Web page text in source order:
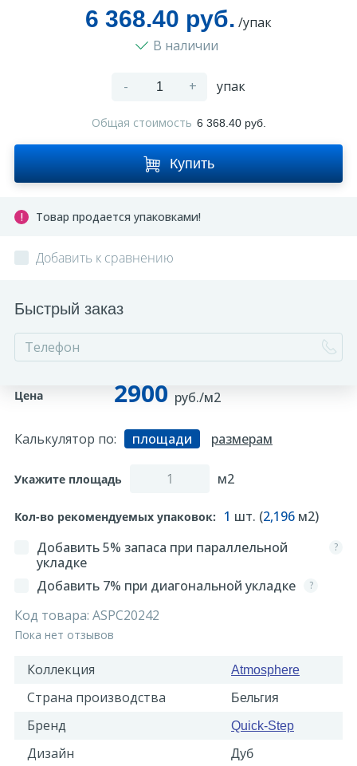
6 368.40 руб. /упак
В наличии
- + упак
Общая стоимость 6 368.40 руб.
Купить
Товар продается упаковками!
Добавить к сравнению
Быстрый заказ
Цена 2900 руб./м2
Калькулятор по: площади размерам
Укажите площадь м2
Кол-во рекомендуемых упаковок: 1 шт. (2,196 м2)
Добавить 5% запаса при параллельной
укладке
?
Добавить 7% при диагональной укладке ?
Код товара: ASPC20242
Пока нет отзывов
Коллекция Atmosphere
Страна производства Бельгия
Бренд Quick-Step
Дизайн Дуб